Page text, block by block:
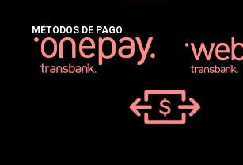
MÉTODOS DE PAGO